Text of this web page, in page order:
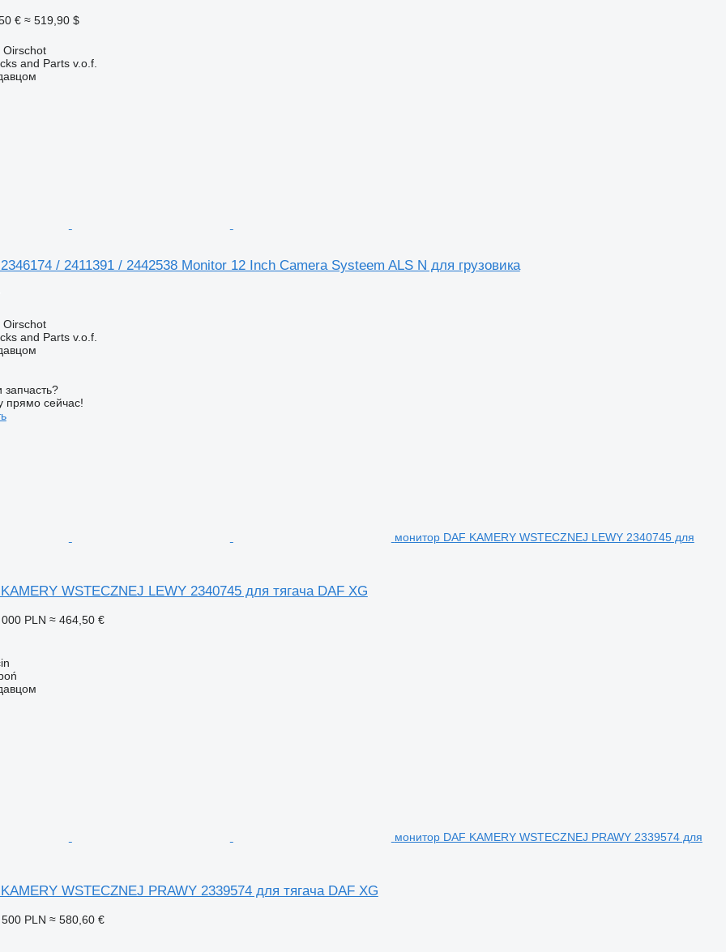
€ ≈ 519,90 $
and Parts v.o.f.
/ 2411391 / 2442538 Monitor 12 Inch Camera Systeem ALS N для грузовика
and Parts v.o.f.
прямо сейчас!
монитор DAF KAMERY WSTECZNEJ LEWY 2340745 для
WSTECZNEJ LEWY 2340745 для тягача DAF XG
PLN ≈ 464,50 €
монитор DAF KAMERY WSTECZNEJ PRAWY 2339574 для
WSTECZNEJ PRAWY 2339574 для тягача DAF XG
PLN ≈ 580,60 €